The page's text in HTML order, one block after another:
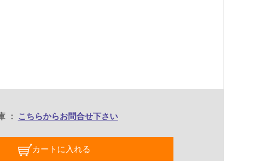
こちらからお問合せ下さい
カートに入れる